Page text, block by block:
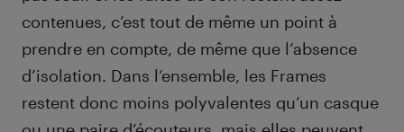
contenues, c’est tout de même un point à
prendre en compte, de même que l’absence
d’isolation. Dans l’ensemble, les Frames
restent donc moins polyvalentes qu’un casque